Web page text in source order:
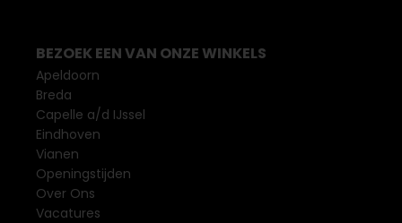
BEZOEK EEN VAN ONZE WINKELS
Apeldoorn
Breda
Capelle a/d IJssel
Eindhoven
Vianen
Openingstijden
Over Ons
Vacatures